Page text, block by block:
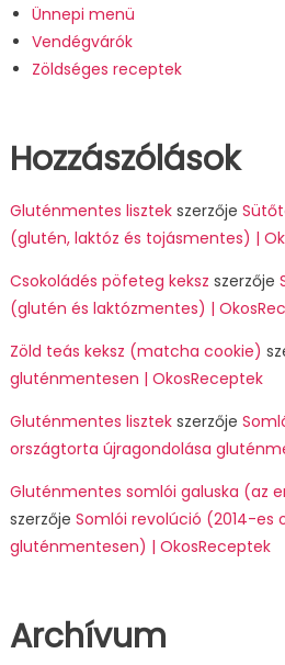
Ünnepi menü
Vendégvárók
Zöldséges receptek
Hozzászólások
Gluténmentes lisztekszerzője
(glutén, laktóz és tojásmentes) |
Csokoládés pöfeteg keksz szerzője
(glutén és laktózmentes) |
Zöld teás keksz (matcha cookie)
gluténmentesen | OkosReceptek
Gluténmentes lisztekszerzője
országtorta újragondolása
Gluténmentes somlói galuska (az
szerzője Somlói revolúció (2014-es
gluténmentesen) | OkosReceptek
Archívum